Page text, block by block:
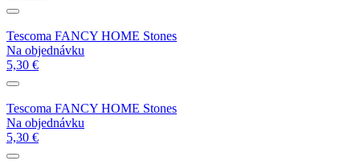
Tescoma FANCY HOME Stones
Na objednávku
5,30 €
Tescoma FANCY HOME Stones
Na objednávku
5,30 €